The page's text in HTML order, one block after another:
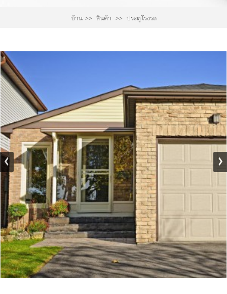
บ้าน สินค้า ประตูโรงรถ